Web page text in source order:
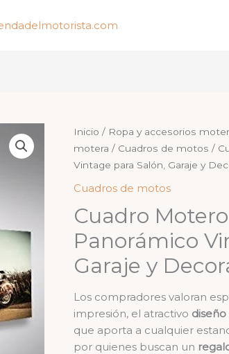
Inicio / Ropa y accesorios
motera / Cuadros de motos /
Vintage para Salón, Garaje y
Cuadros de motos
Cuadro
Panorámico
Garaje y
Los compradores valoran
impresión, el atractivo
que aporta a cualquier
por quienes buscan un